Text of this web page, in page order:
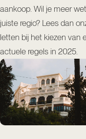
aankoop. Wil je meer
juiste regio? Lees dan
letten bij het kiezen van
actuele regels in 2025